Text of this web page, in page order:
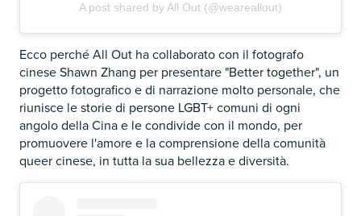
A post shared by All Out (@weareallout)
Ecco perché All Out ha collaborato con il fotografo
cinese Shawn Zhang per presentare "Better together", un
progetto fotografico e di narrazione molto personale, che
riunisce le storie di persone LGBT+ comuni di ogni
angolo della Cina e le condivide con il mondo, per
promuovere l'amore e la comprensione della comunità
queer cinese, in tutta la sua bellezza e diversità.